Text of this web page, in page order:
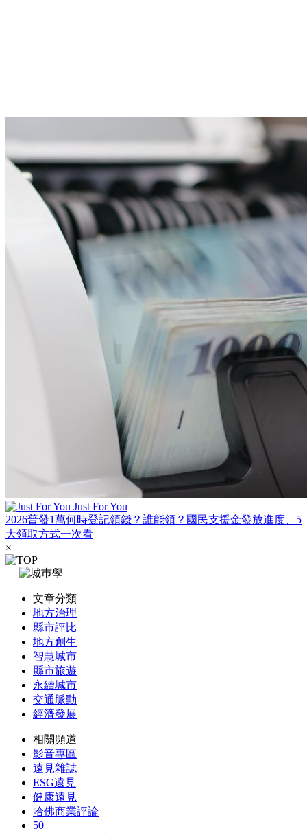
Just For You
2026普發1萬何時登記領錢？誰能領？國民支援金發放進度、5
大領取方式一次看
×
文章分類
地方治理
縣市評比
地方創生
智慧城市
縣市旅遊
永續城市
交通脈動
經濟發展
相關頻道
影音專區
遠見雜誌
ESG遠見
健康遠見
哈佛商業評論
50+